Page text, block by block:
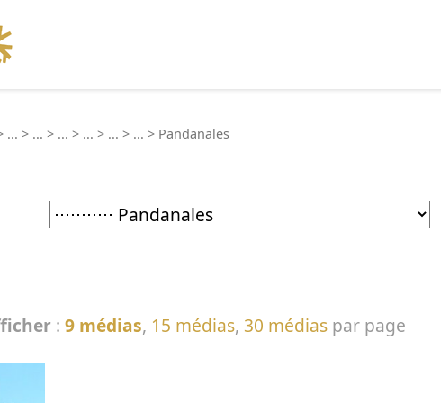
... > ... > ... > ... > ... > ... > Pandanales
: 9 médias, 15 médias, 30 médias par page